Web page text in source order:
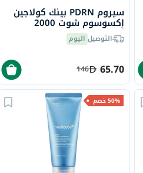
سيروم PDRN بينك كولاجين
إكسوسوم شوت 2000
ميديكوب، 30 مل
التوصيل اليوم
65.70
146
50% خصم